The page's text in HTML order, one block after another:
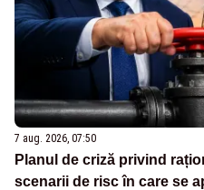
7 aug. 2026, 07:50
Planul de criză privind
scenarii de risc în care se